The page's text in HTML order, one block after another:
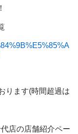
ります(時間超過は
店の店舗紹介ペー